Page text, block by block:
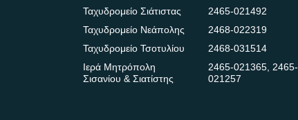
Ταχυδρομείο Σιάτιστας
2465-021492
Ταχυδρομείο Νεάπολης
2468-022319
Ταχυδρομείο Τσοτυλίου
2468-031514
Ιερά Μητρόπολη
Σισανίου & Σιατίστης
2465-021365,2465-
021257